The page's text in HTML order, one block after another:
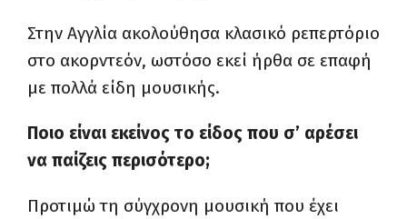
Στην Αγγλία ακολούθησα κλασικό ρεπερτόριο
στο ακορντεόν, ωστόσο εκεί ήρθα σε επαφή
με πολλά είδη μουσικής.
Ποιο είναι εκείνος το είδος που σ’ αρέσει
να παίζεις περισότερο;
Προτιμώ τη σύγχρονη μουσική που έχει